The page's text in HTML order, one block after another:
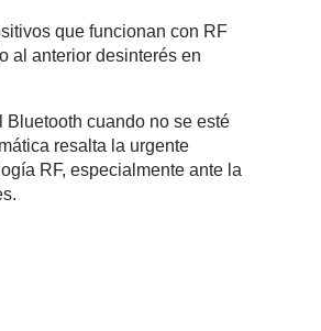
que funcionan con RF
al anterior desinterés en
cuando no se esté
resalta la urgente
RF, especialmente ante la